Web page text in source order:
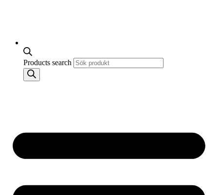
Products search